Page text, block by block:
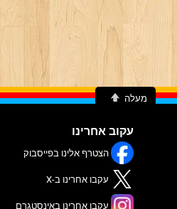
מעלה
עקוב אחרינו
הצטרף אלינו בפייסבוק
עקבו אחרינו ב-X
עקבו אחרינו באינסטגרם